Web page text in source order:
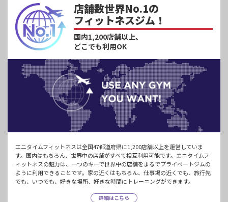
店舗数世界No.1の
フィットネスジム！
国内1,200店舗以上、
どこでも利用OK
エニタイムフィットネスは全国47都道府県に1,200店舗以上を運営していま
す。国内はもちろん、世界中の店舗がすべて相互利用可能です。エニタイムフ
ィットネスの魅力は、一つのキーで世界中の店舗をまるでプライベートジムの
ように利用できることです。家の近くはもちろん、仕事場の近くでも、旅行先
でも、いつでも、好きな場所、好きな時間にトレーニングができます。
詳細はこちら